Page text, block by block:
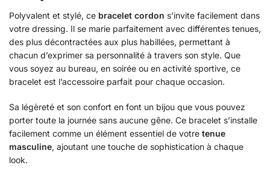
Polyvalent et stylé, ce bracelet cordon s’invite facilement dans
votre dressing. Il se marie parfaitement avec différentes tenues,
des plus décontractées aux plus habillées, permettant à
chacun d’exprimer sa personnalité à travers son style. Que
vous soyez au bureau, en soirée ou en activité sportive, ce
bracelet est l’accessoire parfait pour chaque occasion.
Sa légèreté et son confort en font un bijou que vous pouvez
porter toute la journée sans aucune gêne. Ce bracelet s’installe
facilement comme un élément essentiel de votre tenue
masculine, ajoutant une touche de sophistication à chaque
look.